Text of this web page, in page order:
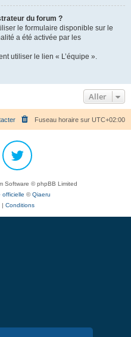
du forum ?
le formulaire disponible sur le
a été activée par les
utiliser le lien « L’équipe ».
Aller
Fuseau horaire sur UTC+02:00
Software © phpBB Limited
officielle ©Qiaeru
Conditions